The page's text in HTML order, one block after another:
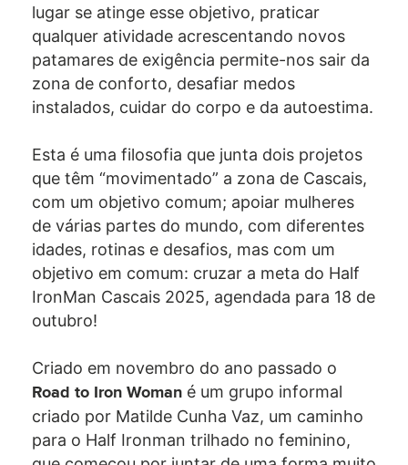
lugar se atinge esse objetivo, praticar
qualquer atividade acrescentando novos
patamares de exigência permite-nos sair da
zona de conforto, desafiar medos
instalados, cuidar do corpo e da autoestima.
Esta é uma filosofia que junta dois projetos
que têm “movimentado” a zona de Cascais,
com um objetivo comum; apoiar mulheres
de várias partes do mundo, com diferentes
idades, rotinas e desafios, mas com um
objetivo em comum: cruzar a meta do Half
IronMan Cascais 2025, agendada para 18 de
outubro!
Criado em novembro do ano passado o
Road to Iron Woman é um grupo informal
criado por Matilde Cunha Vaz, um caminho
para o Half Ironman trilhado no feminino,